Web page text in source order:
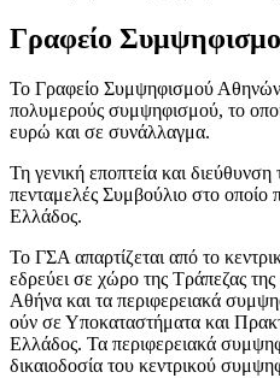
Γραφείο
​​​​​​​​​​​​​​​​​​​​​​​​​Το Γραφείο Συμψηφισμού
πολυμερούς συμψηφισμού, το
ευρώ και σε συνάλλαγμα.
Τη γε​​νική εποπτεία και
πενταμελές Συμβούλιο στο οποίο
Ελλάδος.
Το ΓΣΑ απ​​αρτίζεται από το
εδρεύει σε χώρο της Τράπεζας
Αθήνα και τα περιφερειακά
ούν σε Υποκαταστήματα και
Ελλάδος. Τα περιφερειακά
δικαιοδοσία του κεντρικού